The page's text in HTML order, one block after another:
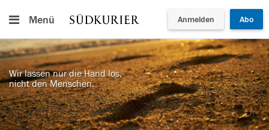
Menü Anmelden Abo
Wir lassen nur die Hand los,
nicht den Menschen.